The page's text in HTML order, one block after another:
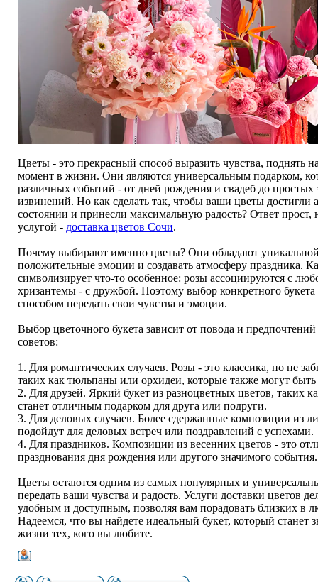
Цветы - это прекрасный способ выразить чувства, поднять
момент в жизни. Они являются универсальным подарком,
различных событий - от дней рождения и свадеб до простых
извинений. Но как сделать так, чтобы ваши цветы достигли
состоянии и принесли максимальную радость? Ответ прост,
услугой - доставка цветов Сочи.
Почему выбирают именно цветы? Они обладают
положительные эмоции и создавать атмосферу праздника.
символизирует что-то особенное: розы ассоциируются с
хризантемы - с дружбой. Поэтому выбор конкретного
способом передать свои чувства и эмоции.
Выбор цветочного букета зависит от повода и
советов:
1. Для романтических случаев. Розы - это классика, но не
таких как тюльпаны или орхидеи, которые также могут
2. Для друзей. Яркий букет из разноцветных цветов, таких
станет отличным подарком для друга или подруги.
3. Для деловых случаев. Более сдержанные композиции из
подойдут для деловых встреч или поздравлений с успехами.
4. Для праздников. Композиции из весенних цветов - это
празднования дня рождения или другого значимого события.
Цветы остаются одним из самых популярных и
передать ваши чувства и радость. Услуги доставки цветов
удобным и доступным, позволяя вам порадовать близких в
Надеемся, что вы найдете идеальный букет, который станет
жизни тех, кого вы любите.